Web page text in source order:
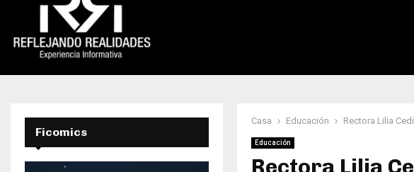
Casa Educación Rectora Lilia
Educación
Ficomics